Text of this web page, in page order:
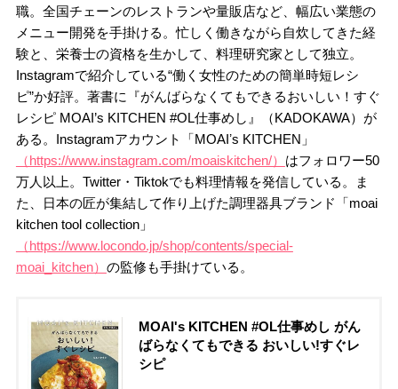
職。全国チェーンのレストランや量販店など、幅広い業態の
メニュー開発を手掛ける。忙しく働きながら自炊してきた経
験と、栄養士の資格を生かして、料理研究家として独立。
Instagramで紹介している“働く女性のための簡単時短レシ
ピ”か好評。著書に『がんばらなくてもできるおいしい！すぐ
レシピ MOAI’s KITCHEN #OL仕事めし』（KADOKAWA）が
ある。Instagramアカウント「MOAIʼs KITCHEN」
（https://www.instagram.com/moaiskitchen/） はフォロワー50
万人以上。Twitter・Tiktokでも料理情報を発信している。ま
た、日本の匠が集結して作り上げた調理器具ブランド「moai
kitchen tool collection」
（https://www.locondo.jp/shop/contents/special-
moai_kitchen） の監修も手掛けている。
MOAI's KITCHEN #OL仕事めし がん
ばらなくてもできる おいしい!すぐレ
シピ